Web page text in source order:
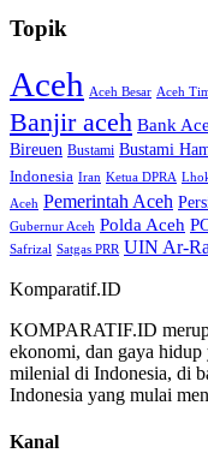
Topik
Aceh Aceh Besar Aceh
Banjir aceh Bank
Bireuen Bustami Bustami
Indonesia Iran Ketua DPRA
Aceh Pemerintah Aceh
Gubernur Aceh Polda Aceh
Safrizal Satgas PRR UIN Ar-
Komparatif.ID
KOMPARATIF.ID
ekonomi, dan gaya hidup
milenial di Indonesia, di
Indonesia yang mulai
Kanal